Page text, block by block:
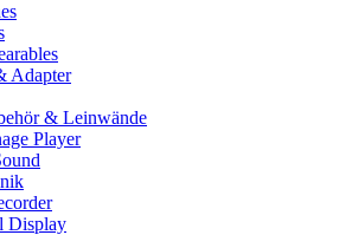
Adapter
& Leinwände
Player
Display